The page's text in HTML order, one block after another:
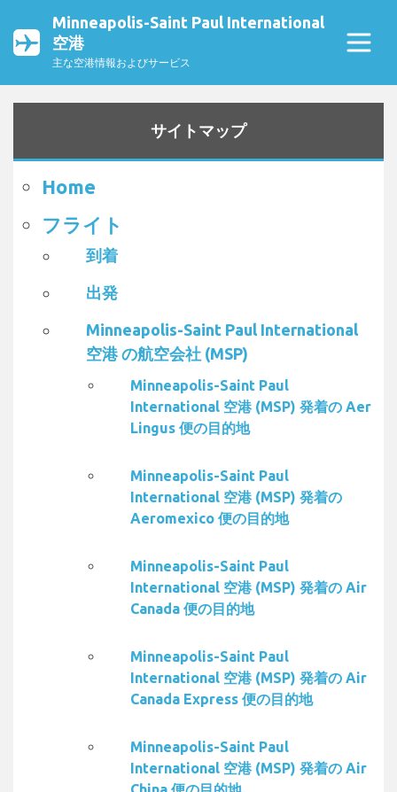
Minneapolis-Saint Paul International
空港
主な空港情報およびサービス
サイトマップ
Home
フライト
到着
出発
Minneapolis-Saint Paul International
空港 の航空会社 (MSP)
Minneapolis-Saint Paul
International 空港 (MSP) 発着の Aer
Lingus 便の目的地
Minneapolis-Saint Paul
International 空港 (MSP) 発着の
Aeromexico 便の目的地
Minneapolis-Saint Paul
International 空港 (MSP) 発着の Air
Canada 便の目的地
Minneapolis-Saint Paul
International 空港 (MSP) 発着の Air
Canada Express 便の目的地
Minneapolis-Saint Paul
International 空港 (MSP) 発着の Air